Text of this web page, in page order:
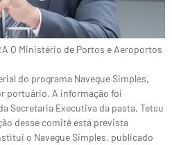
O Ministério de Portos e Aeroportos
do programa Navegue Simples,
portuário. A informação foi
Secretaria Executiva da pasta, Tetsu
desse comitê está prevista
o Navegue Simples, publicado